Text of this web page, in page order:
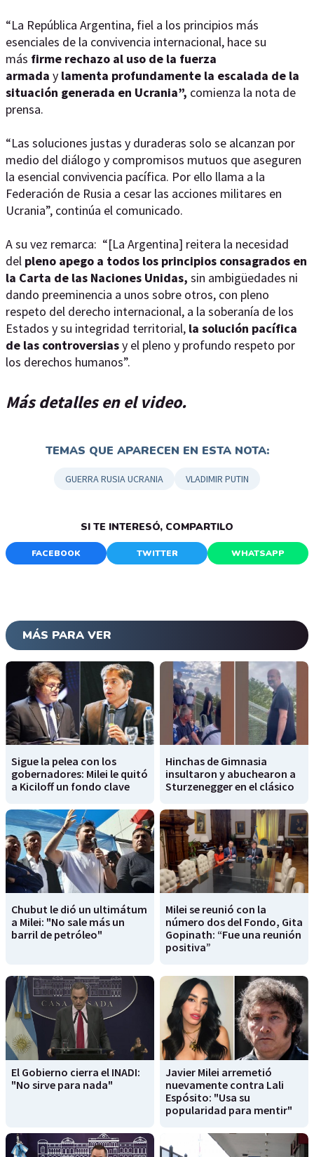
“La República Argentina, fiel a los principios más
esenciales de la convivencia internacional, hace su
más firme rechazo al uso de la fuerza
armada y lamenta profundamente la escalada de la
situación generada en Ucrania”, comienza la nota de
prensa.
“Las soluciones justas y duraderas solo se alcanzan por
medio del diálogo y compromisos mutuos que aseguren
la esencial convivencia pacífica. Por ello llama a la
Federación de Rusia a cesar las acciones militares en
Ucrania”, continúa el comunicado.
A su vez remarca: “[La Argentina] reitera la necesidad
del pleno apego a todos los principios consagrados en
la Carta de las Naciones Unidas, sin ambigüedades ni
dando preeminencia a unos sobre otros, con pleno
respeto del derecho internacional, a la soberanía de los
Estados y su integridad territorial, la solución pacífica
de las controversiasy el pleno y profundo respeto por
los derechos humanos”.
Más detalles en el video.
TEMAS QUE APARECEN EN ESTA NOTA:
GUERRA RUSIA UCRANIA VLADIMIR PUTIN
SI TE INTERESÓ, COMPARTILO
FACEBOOK TWITTER WHATSAPP
MÁS PARA VER
Sigue la pelea con los
gobernadores: Milei le quitó
a Kiciloff un fondo clave
Hinchas de Gimnasia
insultaron y abuchearon a
Sturzenegger en el clásico
Chubut le dió un ultimátum
a Milei: "No sale más un
barril de petróleo"
Milei se reunió con la
número dos del Fondo, Gita
Gopinath: “Fue una reunión
positiva”
El Gobierno cierra el INADI:
"No sirve para nada"
Javier Milei arremetió
nuevamente contra Lali
Espósito: "Usa su
popularidad para mentir"